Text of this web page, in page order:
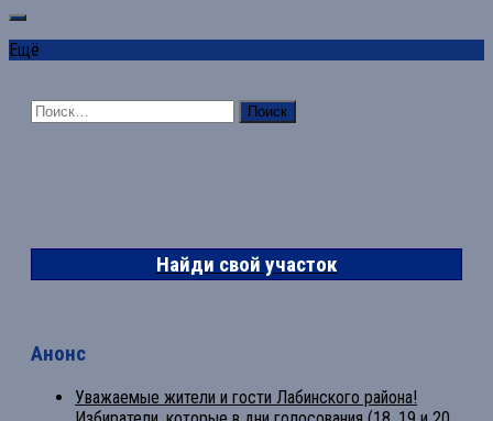
Ещё
Найти:
Найди свой участок
Анонс
Уважаемые жители и гости Лабинского района!